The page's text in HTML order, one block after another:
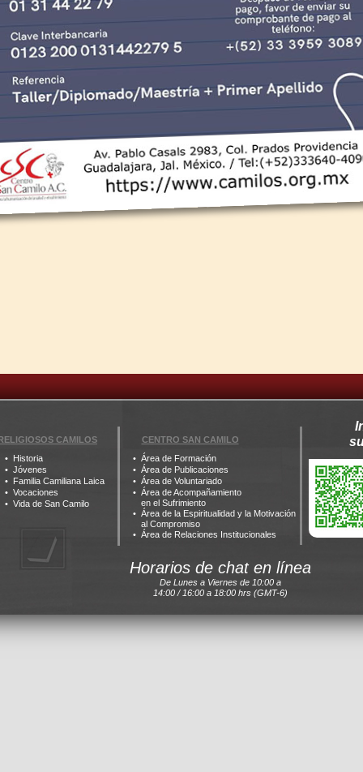
CAMILOS
Historia
Jóvenes
Familia Camiliana Laica
Vocaciones
Vida de San Camilo
CENTRO SAN CAMILO
Área de Formación
Área de Publicaciones
Área de Voluntariado
Área de Acompañamiento
en el Sufrimiento
Área de la Espiritualidad y la Motivación
al Compromiso
Área de Relaciones Institucionales
Horarios de chat en línea
De Lunes a Viernes de 10:00 a
14:00 / 16:00 a 18:00 hrs (GMT-6)